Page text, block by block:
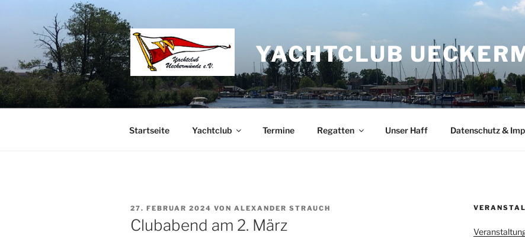
springen
YACHTCLUB
Startseite Yachtclub Termine Regatten Unser Haff Datenschutz &
VERÖFFENTLICHT
AM
27. FEBRUAR 2024 VON ALEXANDER STRAUCH
Clubabend am 2. März